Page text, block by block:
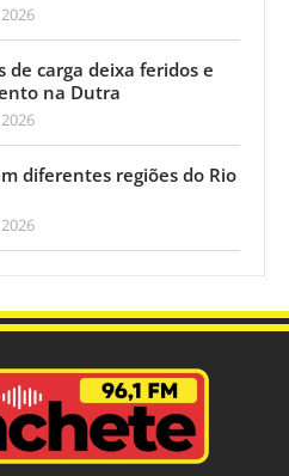
carga deixa feridos e
na Dutra
diferentes regiões do Rio